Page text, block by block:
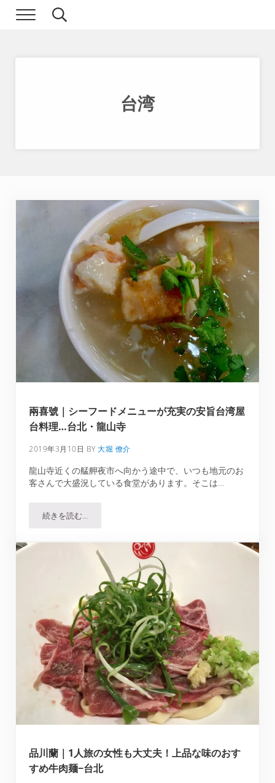
Skip to main content
Skip to header right navigation
Skip to site footer
現実逃避.com
食べ歩き、一人旅…そして時々家族旅行
Menu Search...
台湾
兩喜號｜シーフードメニューが充実の安旨台湾屋
台料理…台北・龍山寺
2019年3月10日 BY大堀 僚介
龍山寺近くの艋舺夜市へ向かう途中で、いつも地元のお
客さんで大盛況している食堂があります。そこは…
続きを読む…兩喜號｜シーフードメニューが充実の安旨台湾屋台料理…
品川蘭｜1人旅の女性も大丈夫！上品な味のおす
すめ牛肉麺−台北